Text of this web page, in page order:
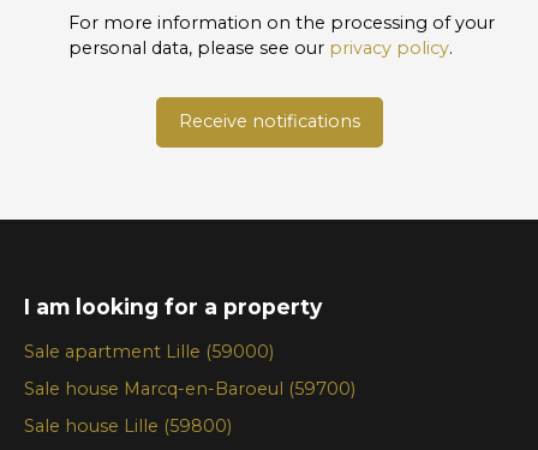
For more information on the processing of your
personal data, please see our privacy policy.
Receive notifications
I am looking for a property
Sale apartment Lille (59000)
Sale house Marcq-en-Baroeul (59700)
Sale house Lille (59800)